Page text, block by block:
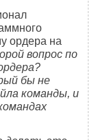
ордера на
вопрос по
бы не
команды, и